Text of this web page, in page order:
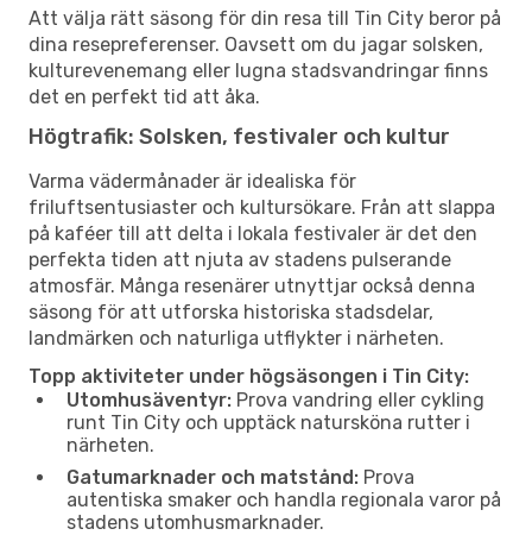
Att välja rätt säsong för din resa till Tin City beror på
dina resepreferenser. Oavsett om du jagar solsken,
kulturevenemang eller lugna stadsvandringar finns
det en perfekt tid att åka.
Högtrafik: Solsken, festivaler och kultur
Varma vädermånader är idealiska för
friluftsentusiaster och kultursökare. Från att slappa
på kaféer till att delta i lokala festivaler är det den
perfekta tiden att njuta av stadens pulserande
atmosfär. Många resenärer utnyttjar också denna
säsong för att utforska historiska stadsdelar,
landmärken och naturliga utflykter i närheten.
Topp aktiviteter under högsäsongen i Tin City:
Utomhusäventyr: Prova vandring eller cykling
runt Tin City och upptäck natursköna rutter i
närheten.
Gatumarknader och matstånd: Prova
autentiska smaker och handla regionala varor på
stadens utomhusmarknader.